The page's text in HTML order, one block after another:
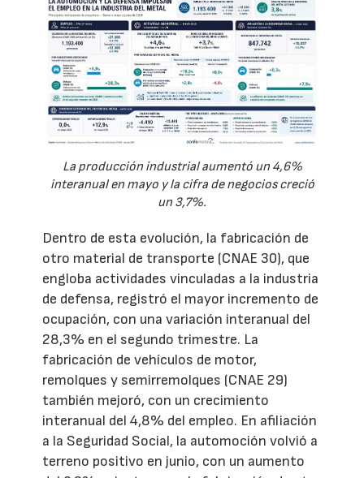
La producción industrial aumentó un 4,6%
interanual en mayo y la cifra de negocios creció
un 3,7%.
Dentro de esta evolución, la fabricación de
otro material de transporte (CNAE 30), que
engloba actividades vinculadas a la industria
de defensa, registró el mayor incremento de
ocupación, con una variación interanual del
28,3% en el segundo trimestre. La
fabricación de vehículos de motor,
remolques y semirremolques (CNAE 29)
también mejoró, con un crecimiento
interanual del 4,8% del empleo. En afiliación
a la Seguridad Social, la automoción volvió a
terreno positivo en junio, con un aumento